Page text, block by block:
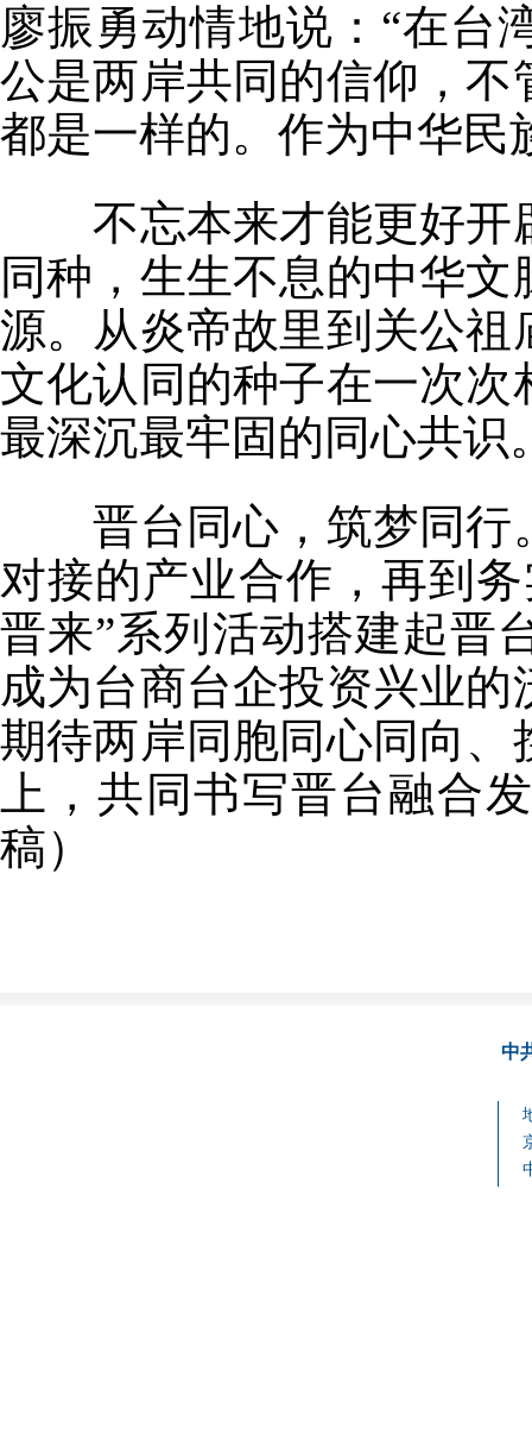
廖振勇动情地说：“在台
公是两岸共同的信仰，
都是一样的。作为中华民
不忘本来才能更好开
同种，生生不息的中华
源。从炎帝故里到关公
文化认同的种子在一次
最深沉最牢固的同心共识
晋台同心，筑梦同行
对接的产业合作，再到
晋来”系列活动搭建起晋
成为台商台企投资兴业
期待两岸同胞同心同向
上，共同书写晋台融合
稿）
中